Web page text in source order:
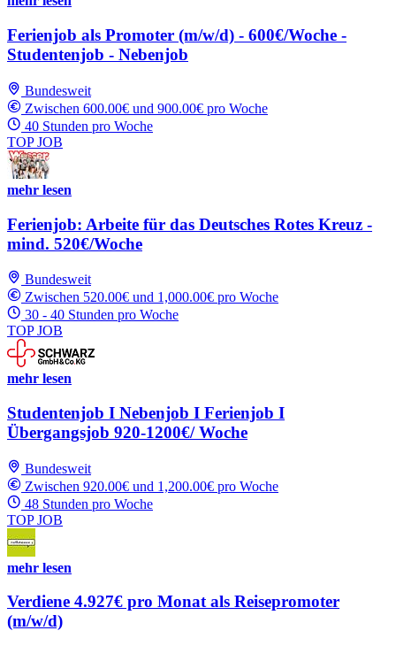
Ferienjob als Promoter (m/w/d) - 600€/Woche -
Studentenjob - Nebenjob
Bundesweit
Zwischen 600.00€ und 900.00€ pro Woche
40 Stunden pro Woche
TOP JOB
mehr lesen
Ferienjob: Arbeite für das Deutsches Rotes Kreuz -
mind. 520€/Woche
Bundesweit
Zwischen 520.00€ und 1,000.00€ pro Woche
30 - 40 Stunden pro Woche
TOP JOB
mehr lesen
Studentenjob I Nebenjob I Ferienjob I
Übergangsjob 920-1200€/ Woche
Bundesweit
Zwischen 920.00€ und 1,200.00€ pro Woche
48 Stunden pro Woche
TOP JOB
mehr lesen
Verdiene 4.927€ pro Monat als Reisepromoter
(m/w/d)